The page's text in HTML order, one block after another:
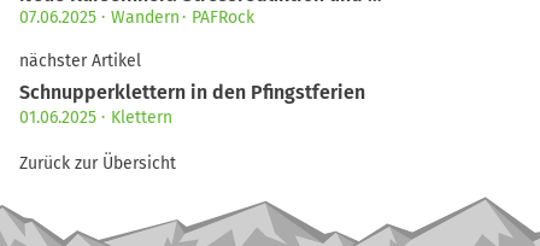
07.06.2025 Wandern PAFRock
nächster Artikel
Schnupperklettern in den Pfingstferien
01.06.2025 Klettern
Zurück zur Übersicht